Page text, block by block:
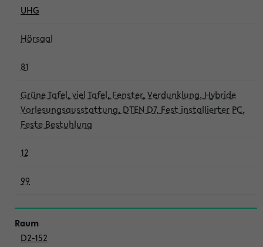
UHG
Hörsaal
81
Grüne Tafel, viel Tafel, Fenster, Verdunklung, Hybride
Vorlesungsausstattung, DTEN D7, Fest installierter PC,
Feste Bestuhlung
12
99
D2-152